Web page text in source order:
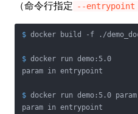
（命令行指定 --entrypoint
$ docker build -f ./
$ docker run demo:5.0
$ docker run demo:5.0 param
param in entrypoint